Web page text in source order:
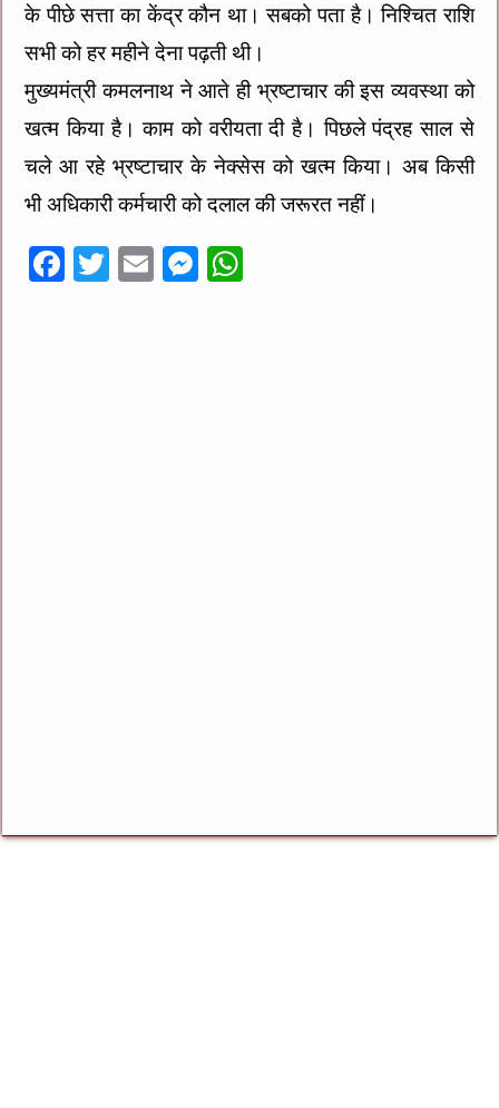
के पीछे सत्ता का केंद्र कौन था। सबको पता है। निश्चित राशि
सभी को हर महीने देना पढ़ती थी।
मुख्यमंत्री कमलनाथ ने आते ही भ्रष्टाचार की इस व्यवस्था को
खत्म किया है। काम को वरीयता दी है। पिछले पंद्रह साल से
चले आ रहे भ्रष्टाचार के नेक्सेस को खत्म किया। अब किसी
भी अधिकारी कर्मचारी को दलाल की जरूरत नहीं।
F
T
E
M